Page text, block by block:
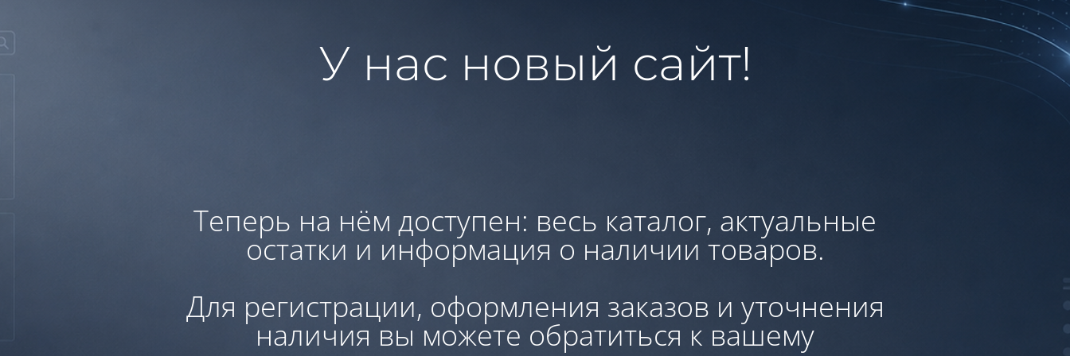
У нас новый сайт!
Теперь на нём доступен: весь каталог, актуальные
остатки и информация о наличии товаров.
Для регистрации, оформления заказов и уточнения
наличия вы можете обратиться к вашему